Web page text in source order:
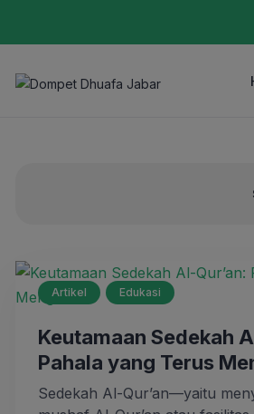
Artikel Edukasi
Keutamaan Sedekah
Pahala yang Terus
Sedekah Al-Qur’an—yaitu